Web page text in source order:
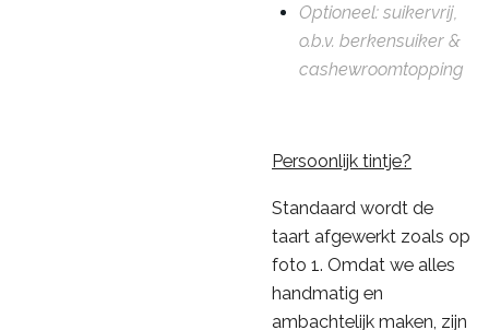
Optioneel: suikervrij,
o.b.v. berkensuiker &
cashewroomtopping
Persoonlijk tintje?
Standaard wordt de
taart afgewerkt zoals op
foto 1. Omdat we alles
handmatig en
ambachtelijk maken, zijn